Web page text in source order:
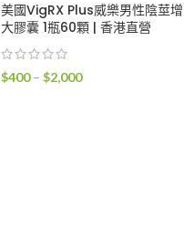
圍：
$1,400
美國VigRX Plus威樂男性陰莖增
大膠囊 1瓶60顆 | 香港直營
$400 – $2,000價